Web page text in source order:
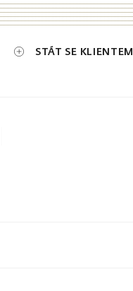
STÁT SE KLIENTEM